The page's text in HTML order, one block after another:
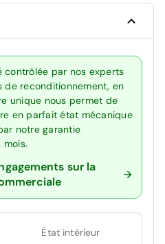
contrôlée par nos experts
de reconditionnement, en
unique nous permet de
en parfait état mécanique
notre garantie
mois.
sur la
État intérieur